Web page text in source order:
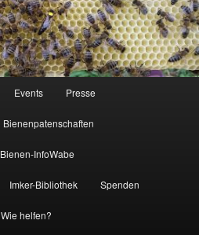
Events Presse
Bienenpatenschaften
Bienen-InfoWabe
Imker-Bibliothek Spenden
Wie helfen?